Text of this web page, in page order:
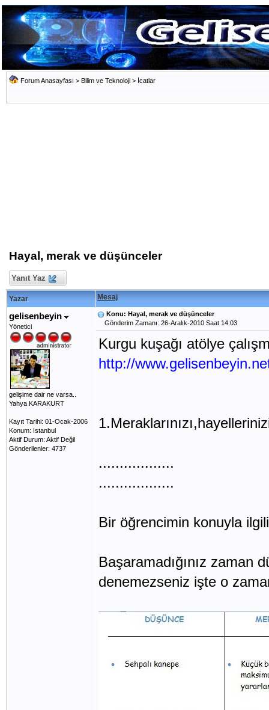
Forum Anasayfası > Bilim ve Teknoloji > İcatlar
Hayal, merak ve düşünceler
Yanıt Yaz
Yazar Mesaj
gelisenbeyin
Yönetici
gelişime dair ne varsa..
Yahya KARAKURT
Kayıt Tarihi: 01-Ocak-2006
Konum: Istanbul
Aktif Durum: Aktif Değil
Gönderilenler: 4737
Konu: Hayal, merak ve düşünceler
Gönderim Zamanı: 26-Aralık-2010 Saat 14:03
Kurgu kuşağı atölye
http://
..................
..................
Bir öğrencimin konuyla
Başaramadığınız zaman
denemezseniz işte o